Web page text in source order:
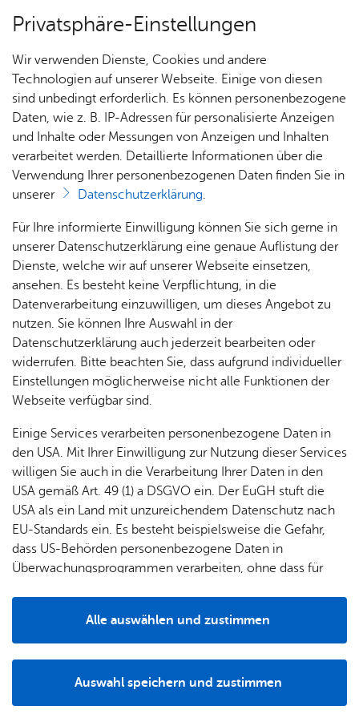
Heute
Alle Ter­mi­ne
Wal­ter Schmid
Alle Ver­an­stal­tun­gen die­ses Ver­an­stal­ters
Datum Ver­an­stal­tung
18.10.2026, 15:00 Uhr Tanz-Tee 50+
29.11.2026, 15:00 Uhr Tanz-Tee 50+
13.12.2026, 15:00 Uhr Tanz-Tee 50+
Wal­ter Schmid
Tel. +49 7541 4008918 mobil: 0176 75602504
Zu­rück zur Ver­an­stal­tung
Ihr Kon­takt zu uns
Stadt Fried­richs­ha­fen
Ade­nau­er­platz 1
Privatsphäre-Einstellungen
Wir verwenden Dienste, Cookies und andere
Technologien auf unserer Webseite. Einige von diesen
sind unbedingt erforderlich. Es können personenbezogene
Daten, wie z. B. IP-Adressen für personalisierte Anzeigen
und Inhalte oder Messungen von Anzeigen und Inhalten
verarbeitet werden. Detaillierte Informationen über die
Verwendung Ihrer personenbezogenen Daten finden Sie in
unserer
Datenschutzerklärung.
Für Ihre informierte Einwilligung können Sie sich gerne in
unserer Datenschutzerklärung eine genaue Auflistung der
Dienste, welche wir auf unserer Webseite einsetzen,
ansehen. Es besteht keine Verpflichtung, in die
Datenverarbeitung einzuwilligen, um dieses Angebot zu
nutzen. Sie können Ihre Auswahl in der
Datenschutzerklärung auch jederzeit bearbeiten oder
widerrufen. Bitte beachten Sie, dass aufgrund individueller
Einstellungen möglicherweise nicht alle Funktionen der
Webseite verfügbar sind.
Einige Services verarbeiten personenbezogene Daten in
den USA. Mit Ihrer Einwilligung zur Nutzung dieser Services
willigen Sie auch in die Verarbeitung Ihrer Daten in den
USA gemäß Art. 49 (1) a DSGVO ein. Der EuGH stuft die
USA als ein Land mit unzureichendem Datenschutz nach
EU-Standards ein. Es besteht beispielsweise die Gefahr,
dass US-Behörden personenbezogene Daten in
Überwachungsprogrammen verarbeiten, ohne dass für
Auswahl speichern und zustimmen
Alle auswählen und zustimmen